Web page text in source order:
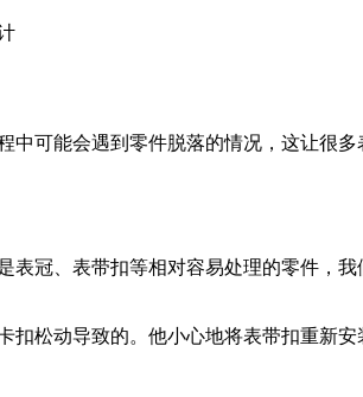
中可能会遇到零件脱落的情况，这让很
表冠、表带扣等相对容易处理的零件，
松动导致的。他小心地将表带扣重新安